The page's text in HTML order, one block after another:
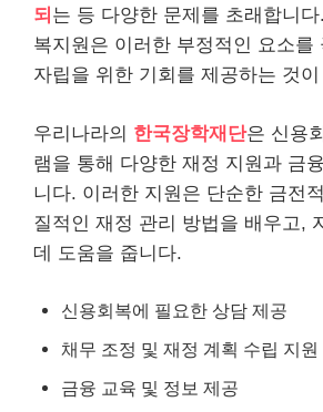
되 는 등 다양한 문제를 초래합니
복지원은 이러한 부정적인 요소를
자립을 위한 기회를 제공하는 것
우리나라의 한국장학재단은 신용
램을 통해 다양한 재정 지원과 금
니다. 이러한 지원은 단순한 금전
질적인 재정 관리 방법을 배우고,
데 도움을 줍니다.
신용회복에 필요한 상담 제공
채무 조정 및 재정 계획 수립 지원
금융 교육 및 정보 제공